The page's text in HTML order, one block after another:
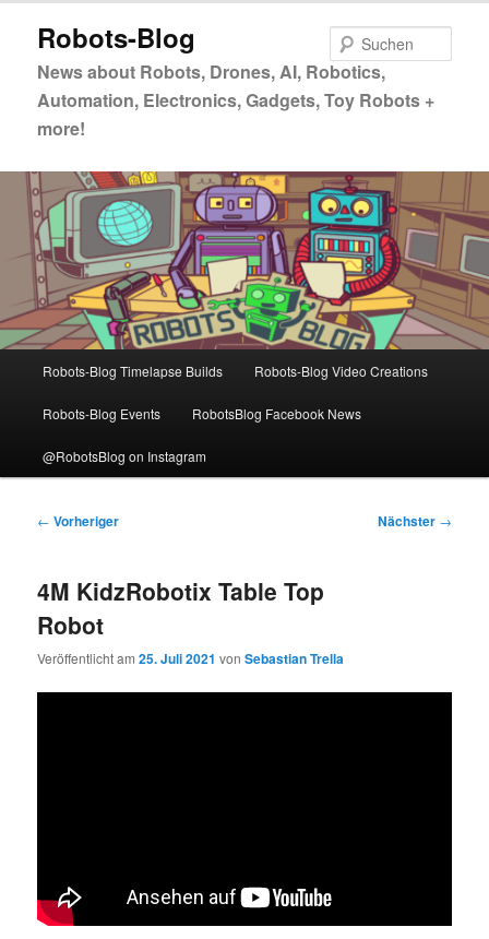
primären
springen
Robots-Blog
News about Robots, Drones, AI, Robotics,
Automation, Electronics, Gadgets, Toy Robots +
more!
Robots-Blog Timelapse Builds Robots-Blog Video Creations
Robots-Blog Events RobotsBlog Facebook News
@RobotsBlog on Instagram
Beitragsnavigation
← Vorheriger Nächster →
4M KidzRobotix Table Top
Robot
Veröffentlicht am25. Juli 2021 vonSebastian Trella